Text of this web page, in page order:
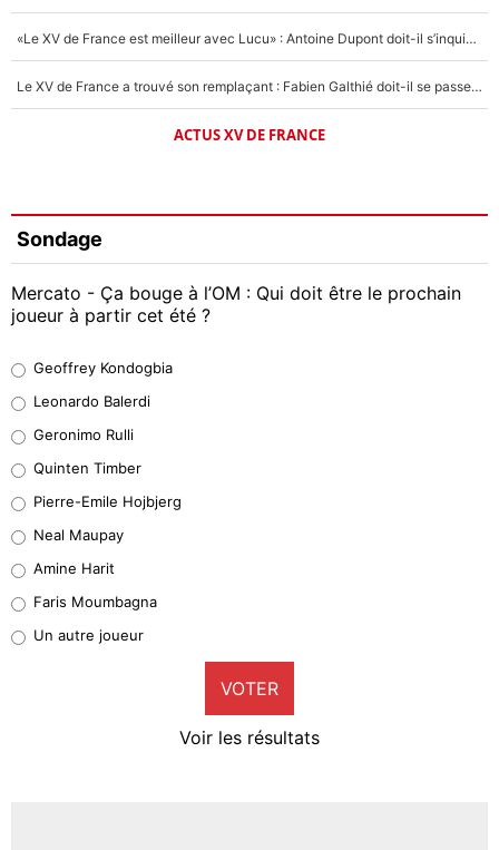
«Le XV de France est meilleur avec Lucu» : Antoine Dupont doit-il s’inquiéter pour sa place ?
Le XV de France a trouvé son remplaçant : Fabien Galthié doit-il se passer d'Antoine Dupont ?
ACTUS XV DE FRANCE
Sondage
Mercato - Ça bouge à l’OM : Qui doit être le prochain
joueur à partir cet été ?
38%
32%
4%
1%
9%
Geoffrey Kondogbia
Leonardo Balerdi
Geronimo Rulli
Quinten Timber
Pierre-Emile Hojbjerg
Neal Maupay
Amine Harit
Faris Moumbagna
Un autre joueur
VOTER
Voir les résultats